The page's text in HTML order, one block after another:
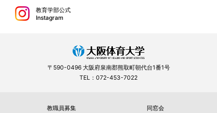
教育学部公式
Instagram
〒590-0496 大阪府泉南郡熊取町朝代台1番1号
TEL：072-453-7022
教職員募集 同窓会